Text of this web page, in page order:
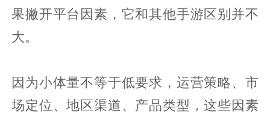
果撇开平台因素，它和其他手游区别并不
大。
因为小体量不等于低要求，运营策略、市
场定位、地区渠道、产品类型，这些因素